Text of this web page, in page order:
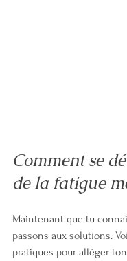
Comment se
de la fatigue
Maintenant que tu
passons aux solutions.
pratiques pour alléger